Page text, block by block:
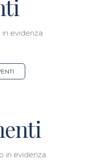
evidenza
in evidenza